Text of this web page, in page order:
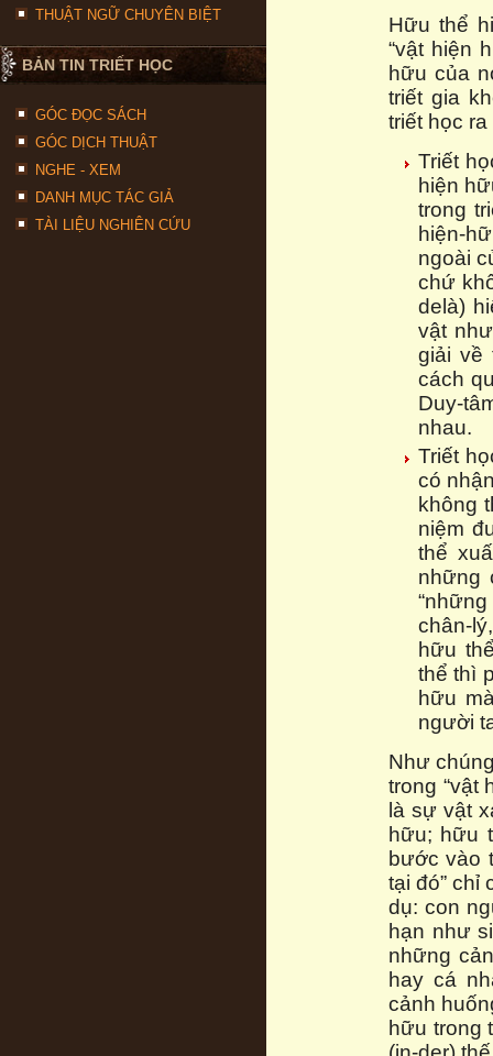
THUẬT NGỮ CHUYÊN BIỆT
BẢN TIN TRIẾT HỌC
GÓC ĐỌC SÁCH
GÓC DỊCH THUẬT
NGHE - XEM
DANH MỤC TÁC GIẢ
TÀI LIỆU NGHIÊN CỨU
Hữu thể
“vật hiện
hữu của
triết gia
triết học
Triết
hiện
trong
hiện-
ngoài
chứ
delà)
vật
giải về
cách
Duy-
nhau.
Triết
có
không
niệm
thể
những
chân-
hữu
thể thì
hữu
người
Như
trong “vật
là sự vật
hữu; hữu
bước vào
tại đó” chỉ
dụ: con
hạn như
những
hay cá
cảnh
hữu trong